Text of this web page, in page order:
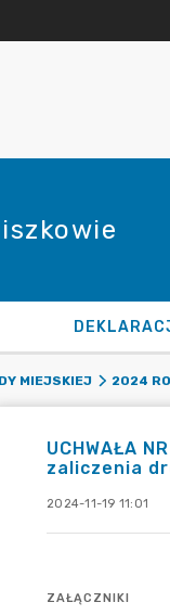
MIEJSKIEJ 2024
UCHWAŁA
zaliczenia
2024-11-19 11:01
ZAŁĄCZNIKI